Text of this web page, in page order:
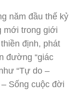
năm đầu thế kỷ
mới trong giới
định, phát
đường “giác
“Tự do –
Sống cuộc đời